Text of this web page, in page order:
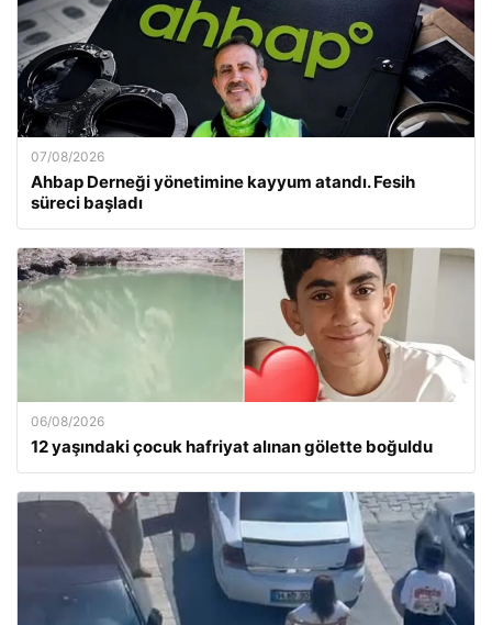
07/08/2026
Ahbap Derneği yönetimine kayyum atandı. Fesih
süreci başladı
06/08/2026
12 yaşındaki çocuk hafriyat alınan gölette boğuldu